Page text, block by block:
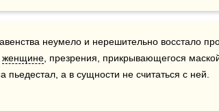
неумело и нерешительно восстало
женщине , презрения, прикрывающегося
пьедестал, а в сущности не считаться с ней.